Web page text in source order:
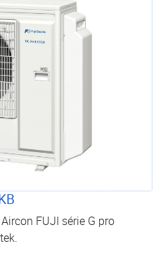
FUJI série G pro